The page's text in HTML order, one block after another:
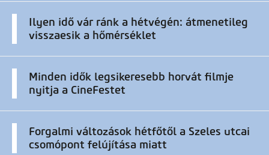
Ilyen idő vár ránk a hétvégén: átmenetileg
visszaesik a hőmérséklet
Minden idők legsikeresebb horvát filmje
nyitja a CineFestet
Forgalmi változások hétfőtől a Szeles utcai
csomópont felújítása miatt